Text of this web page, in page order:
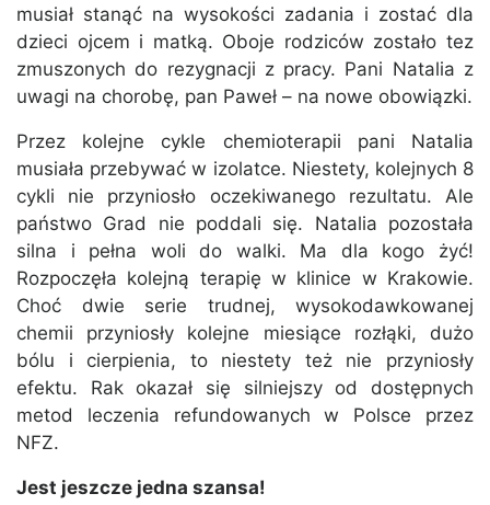
musiał stanąć na wysokości zadania i zostać dla
dzieci ojcem i matką. Oboje rodziców zostało tez
zmuszonych do rezygnacji z pracy. Pani Natalia z
uwagi na chorobę, pan Paweł – na nowe obowiązki.
Przez kolejne cykle chemioterapii pani Natalia
musiała przebywać w izolatce. Niestety, kolejnych 8
cykli nie przyniosło oczekiwanego rezultatu. Ale
państwo Grad nie poddali się. Natalia pozostała
silna i pełna woli do walki. Ma dla kogo żyć!
Rozpoczęła kolejną terapię w klinice w Krakowie.
Choć dwie serie trudnej, wysokodawkowanej
chemii przyniosły kolejne miesiące rozłąki, dużo
bólu i cierpienia, to niestety też nie przyniosły
efektu. Rak okazał się silniejszy od dostępnych
metod leczenia refundowanych w Polsce przez
NFZ.
Jest jeszcze jedna szansa!